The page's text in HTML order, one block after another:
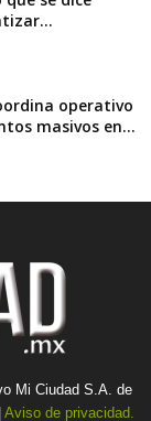
operativo
masivos en...
Mi Ciudad S.A. de
Aviso de privacidad.